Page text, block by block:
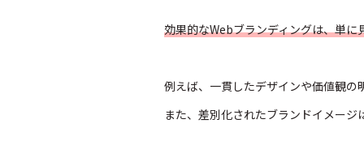
効果的なWebブランディングは、単
例えば、一貫したデザインや価値観の
また、差別化されたブランドイメージ